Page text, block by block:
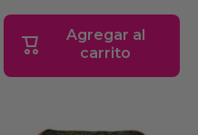
Agregar al
carrito